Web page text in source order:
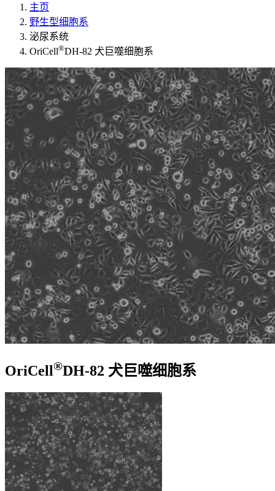
主页
野生型细胞系
泌尿系统
OriCell®DH-82 犬巨噬细胞系
OriCell®DH-82 犬巨噬细胞系